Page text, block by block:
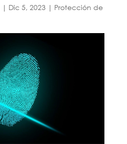
| Dic 5, 2023 | Protección de